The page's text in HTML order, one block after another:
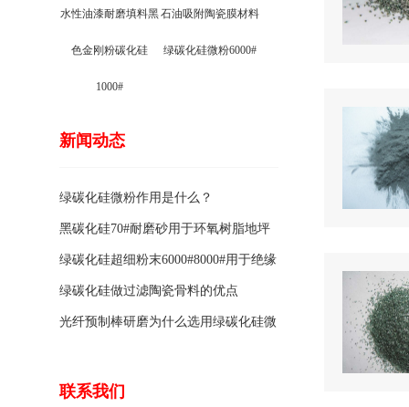
水性油漆耐磨填料黑
色金刚粉碳化硅
1000#
石油吸附陶瓷膜材料
绿碳化硅微粉6000#
新闻动态
绿碳化硅微粉作用是什么？
黑碳化硅70#耐磨砂用于环氧树脂地坪
骨料的特点有哪些？
绿碳化硅超细粉末6000#8000#用于绝缘
涂料的优点
绿碳化硅做过滤陶瓷骨料的优点
光纤预制棒研磨为什么选用绿碳化硅微
联系我们